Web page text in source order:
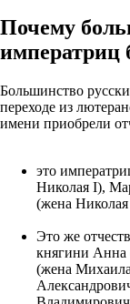
Почему
Большинство
переходе из
имени приобрели
это
Николая I),
(жена
Это же
княгини Анна
(жена